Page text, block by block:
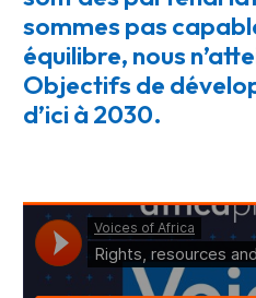
sommes pas
équilibre, nous
Objectifs de
d’ici à 2030.